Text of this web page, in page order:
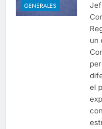
GENERALES
un
el